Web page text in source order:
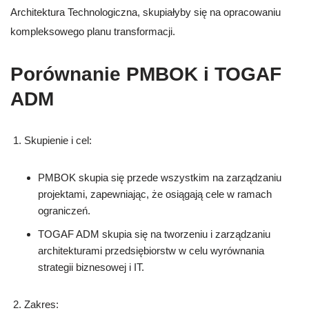
Architektura Technologiczna, skupiałyby się na opracowaniu
kompleksowego planu transformacji.
Porównanie PMBOK i TOGAF
ADM
Skupienie i cel:
PMBOK skupia się przede wszystkim na zarządzaniu
projektami, zapewniając, że osiągają cele w ramach
ograniczeń.
TOGAF ADM skupia się na tworzeniu i zarządzaniu
architekturami przedsiębiorstw w celu wyrównania
strategii biznesowej i IT.
Zakres: